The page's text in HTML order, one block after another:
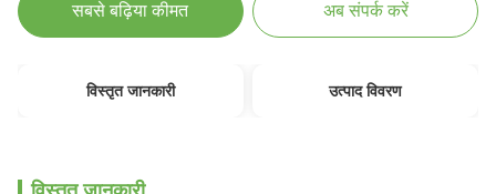
सबसे बढ़िया कीमत अब संपर्क करें
विस्तृत जानकारी उत्पाद विवरण